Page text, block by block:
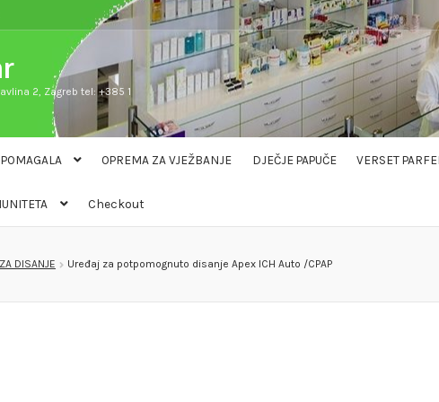
2, Zagreb tel: +385 1
OPREMA ZA VJEŽBANJE DJEČJE PAPUČE VERSET
Checkout
DISANJE Uređaj za potpomognuto disanje Apex ICH Auto /CPAP